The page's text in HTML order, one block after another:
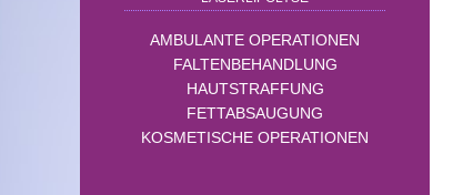
AMBULANTE OPERATIONEN
FALTENBEHANDLUNG
HAUTSTRAFFUNG
FETTABSAUGUNG
KOSMETISCHE OPERATIONEN